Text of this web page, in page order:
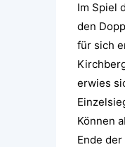
Im Spiel
den
für sich
erwies
Können
Ende